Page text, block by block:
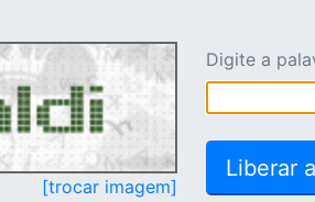
[trocar imagem]
Digite a